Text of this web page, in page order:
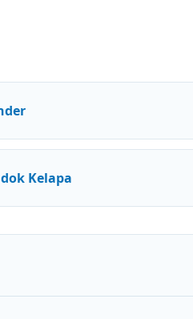
Kelapa